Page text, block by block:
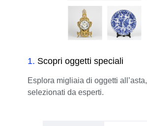
1. Scopri oggetti speciali
Esplora migliaia di oggetti all’asta,
selezionati da esperti.